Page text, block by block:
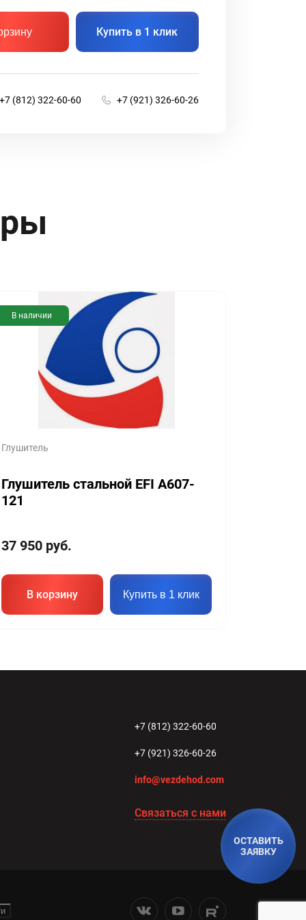
ОСТАВИТЬ
ЗАЯВКУ
Купить в 1 клик
+7 (812) 322-60-60 +7 (921) 326-60-26
В наличии
Глушитель
Глушитель стальной EFI A607-
121
37 950 руб.
В корзину Купить в 1 клик
+7 (812) 322-60-60
+7 (921) 326-60-26
info@vezdehod.com
Связаться с нами